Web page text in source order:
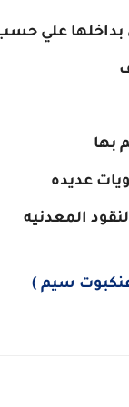
بداخلها علي
بها
عديده
المعدنيه